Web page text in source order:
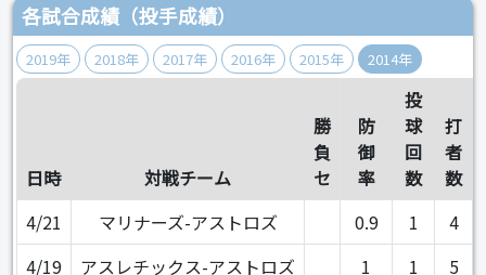
各試合成績（投手成績）
2019年 2018年 2017年 2016年 2015年 2014年
日時 対戦チーム
勝
負
セ
防
御
率
投
球
回
数
打
者
数
4/21
マリナーズ-アストロズ 0.9 1 4
4/19
アスレチックス-アストロズ 1 1 5